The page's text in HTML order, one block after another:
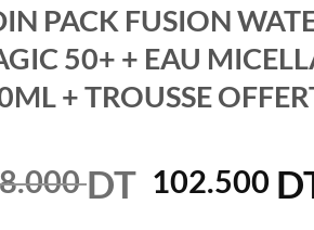
PACK FUSION
50+ + EAU
+ TROUSSE
DT Le
102.500